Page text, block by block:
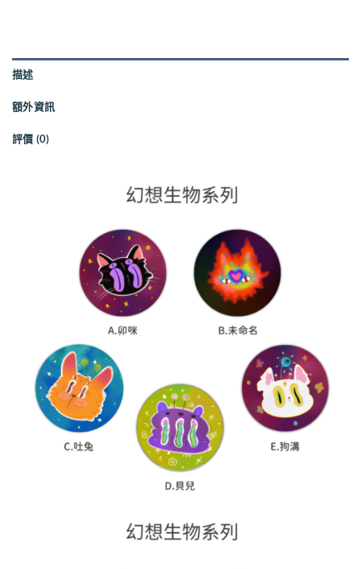
描述
額外資訊
評價 (0)